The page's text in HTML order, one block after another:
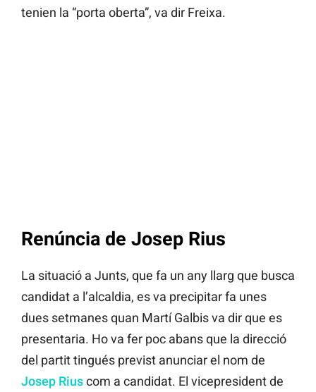
tenien la “porta oberta”, va dir Freixa.
Renúncia de Josep Rius
La situació a Junts, que fa un any llarg que busca
candidat a l’alcaldia, es va precipitar fa unes
dues setmanes quan Martí Galbis va dir que es
presentaria. Ho va fer poc abans que la direcció
del partit tingués previst anunciar el nom de
Josep Riuscom a candidat. El vicepresident de